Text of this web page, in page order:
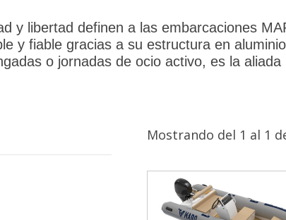
y libertad definen a las embarcaciones
y fiable gracias a su estructura en
o jornadas de ocio activo, es la
Mostrando del 1 al 1